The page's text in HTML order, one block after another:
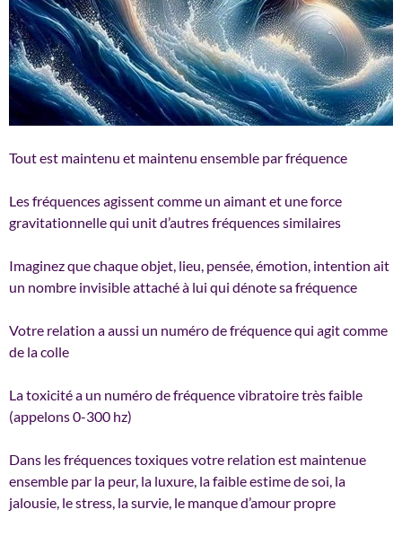
Tout est maintenu et maintenu ensemble par fréquence
Les fréquences agissent comme un aimant et une force
gravitationnelle qui unit d’autres fréquences similaires
Imaginez que chaque objet, lieu, pensée, émotion, intention ait
un nombre invisible attaché à lui qui dénote sa fréquence
Votre relation a aussi un numéro de fréquence qui agit comme
de la colle
Latoxicité a un numéro de fréquence vibratoire très faible
(appelons 0-300 hz)
Dans les fréquences toxiques votre relation est maintenue
ensemble par la peur, la luxure, la faible estime de soi, la
jalousie, le stress, la survie, le manque d’amour propre